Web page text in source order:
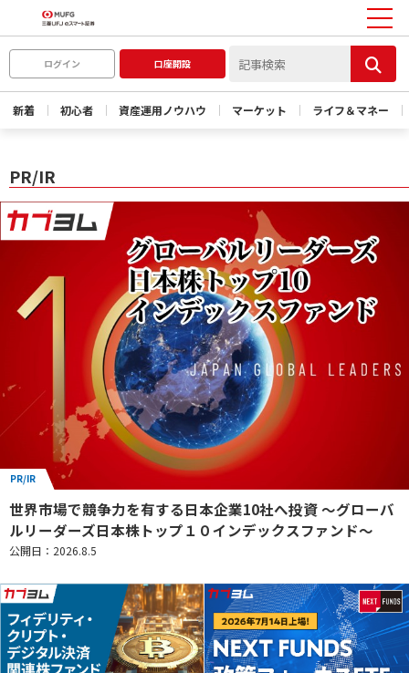
ログイン 口座開設
新着 初心者 資産運用ノウハウ マーケット ライフ＆マネー
PR/IR
PR/IR
世界市場で競争力を有する日本企業10社へ投資 ～グローバ
ルリーダーズ日本株トップ１０インデックスファンド～
公開日：2026.8.5